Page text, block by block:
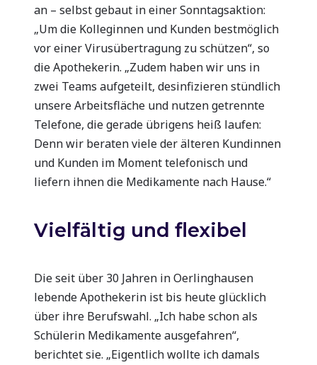
an – selbst gebaut in einer Sonntagsaktion:
„Um die Kolleginnen und Kunden bestmöglich
vor einer Virusübertragung zu schützen“, so
die Apothekerin. „Zudem haben wir uns in
zwei Teams aufgeteilt, desinfizieren stündlich
unsere Arbeitsfläche und nutzen getrennte
Telefone, die gerade übrigens heiß laufen:
Denn wir beraten viele der älteren Kundinnen
und Kunden im Moment telefonisch und
liefern ihnen die Medikamente nach Hause.“
Vielfältig und flexibel
Die seit über 30 Jahren in Oerlinghausen
lebende Apothekerin ist bis heute glücklich
über ihre Berufswahl. „Ich habe schon als
Schülerin Medikamente ausgefahren“,
berichtet sie. „Eigentlich wollte ich damals